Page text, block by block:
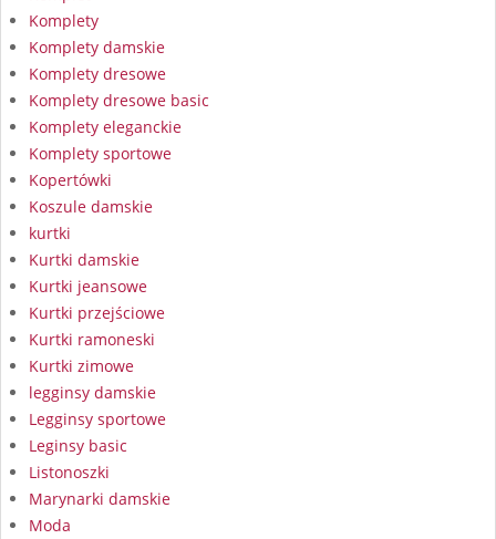
Komplety
Komplety damskie
Komplety dresowe
Komplety dresowe basic
Komplety eleganckie
Komplety sportowe
Kopertówki
Koszule damskie
kurtki
Kurtki damskie
Kurtki jeansowe
Kurtki przejściowe
Kurtki ramoneski
Kurtki zimowe
legginsy damskie
Legginsy sportowe
Leginsy basic
Listonoszki
Marynarki damskie
Moda